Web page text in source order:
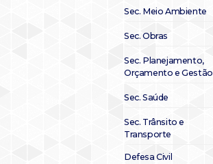
Sec. Meio Ambiente
Sec. Obras
Sec. Planejamento,
Orçamento e Gestão
Sec. Saúde
Sec. Trânsito e
Transporte
Defesa Civil